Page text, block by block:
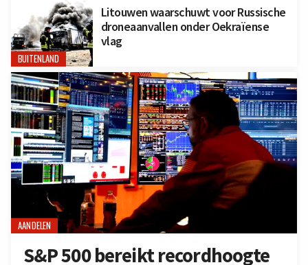
BUITENLAND
Litouwen waarschuwt voor Russische
droneaanvallen onder Oekraïense
vlag
AANDELEN
S&P 500 bereikt recordhoogte